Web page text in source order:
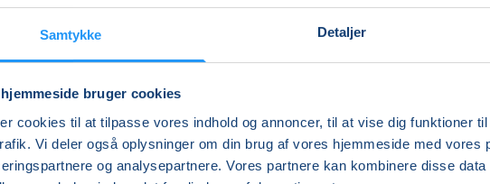
Samtykke Detaljer
hjemmeside bruger cookies
cookies til at tilpasse vores indhold og annoncer, til at vise dig funktioner
Vi deler også oplysninger om din brug af vores hjemmeside med vores
og analysepartnere. Vores partnere kan kombinere disse
er der plads til nysgerrighed, leg og langsomhed – uanset
frem, stille spørgsmål og finde sit eget udtryk. Her handler
kunne noget på forhånd, men om lysten til at være med og
hænderne.